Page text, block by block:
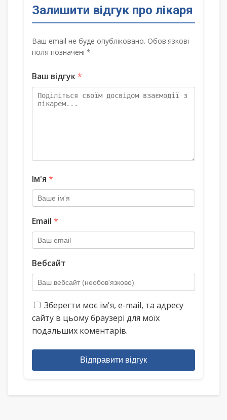
Залишити відгук про лікаря
Ваш email не буде опубліковано. Обов'язкові
поля позначені *
Ваш відгук*
Ім'я *
Email *
Вебсайт
Зберегти моє ім'я, e-mail, та адресу
сайту в цьому браузері для моїх
подальших коментарів.
Відправити відгук